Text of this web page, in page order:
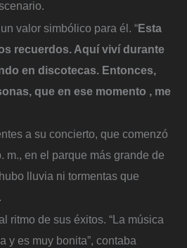
valor simbólico para él. “Esta
recuerdos. Aquí viví durante
en discotecas. Entonces,
que en ese momento , me
a su concierto, que comenzó
m., en el parque más grande de
lluvia ni tormentas que
ritmo de sus éxitos. “La música
y es muy bonita”, contaba